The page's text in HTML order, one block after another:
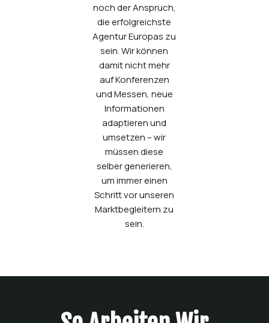
noch der Anspruch,
die erfolgreichste
Agentur Europas zu
sein. Wir können
damit nicht mehr
auf Konferenzen
und Messen, neue
Informationen
adaptieren und
umsetzen – wir
müssen diese
selber generieren,
um immer einen
Schritt vor unseren
Marktbegleitern zu
sein.